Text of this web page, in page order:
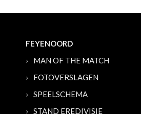
FEYENOORD
MAN OF THE MATCH
FOTOVERSLAGEN
SPEELSCHEMA
STAND EREDIVISIE